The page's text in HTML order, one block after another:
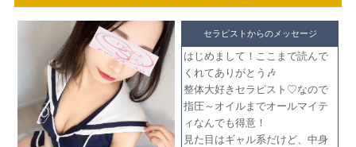
セラピストからのメッセージ
はじめまして！ここまで読んで
くれてありがとう🎶
整体大好きセラピスト♡なので
指圧～オイルまでオールマイテ
ィなんでも得意！
見た目はギャル系だけど、中身